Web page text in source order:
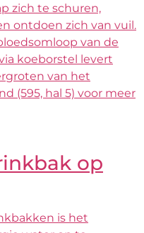
zich te schuren,
ontdoen zich van vuil.
van de
koeborstel levert
van het
(595, hal 5) voor meer
op
is het